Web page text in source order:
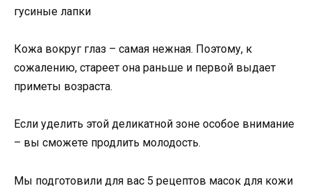
Кожа вокруг глаз – самая нежная. Поэтому, к
сожалению, стареет она раньше и первой выдает
приметы возраста.
Если уделить этой деликатной зоне особое внимание
– вы сможете продлить молодость.
Мы подготовили для вас 5 рецептов масок для кожи